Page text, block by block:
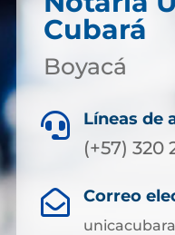
Cubará
Boyacá
 Líneas de
(+57) 320
 Correo